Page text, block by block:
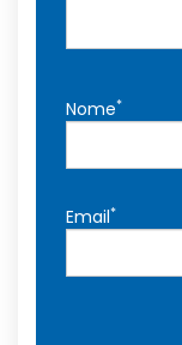
Nome*
Email*